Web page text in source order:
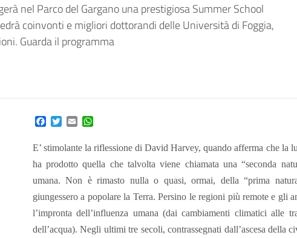
nel Parco del Gargano una prestigiosa Summer School
coinvonti e migliori dottorandi delle Università di Foggia,
Guarda il programma
Facebook
Twitter
EmailWhatsApp
E’ stimolante la riflessione di David Harvey, quando afferma che la
ha prodotto quella che talvolta viene chiamata una “seconda
umana. Non è rimasto nulla o quasi, ormai, della “prima
giungessero a popolare la Terra. Persino le regioni più remote e gli
l’impronta dell’influenza umana (dai cambiamenti climatici alle
dell’acqua). Negli ultimi tre secoli, contrassegnati dall’ascesa della